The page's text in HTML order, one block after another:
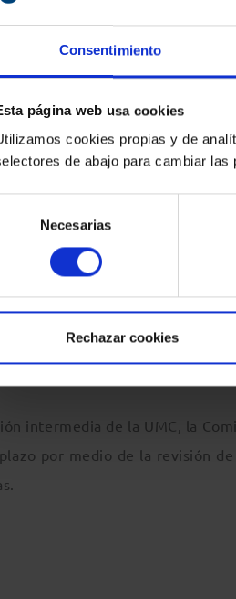
Consentimiento
página web usa cookies
cookies propias y de
de abajo para cambiar las
Necesarias
Rechazar cookies
en los balances de los
rápido. La reforma
Además, el año pasado
en especial para las
con el apoyo absoluto y
del mercado.
también establece el
y que incluyen un producto
su jubilación. La Comisión
mercados de capitales
pymes que cotizan y las
y se fomente la inversión
intermedia de la UMC, la
por medio de la revisión